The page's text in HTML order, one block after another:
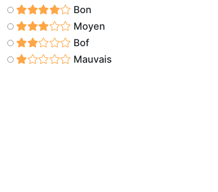
Bon
Moyen
Bof
Mauvais